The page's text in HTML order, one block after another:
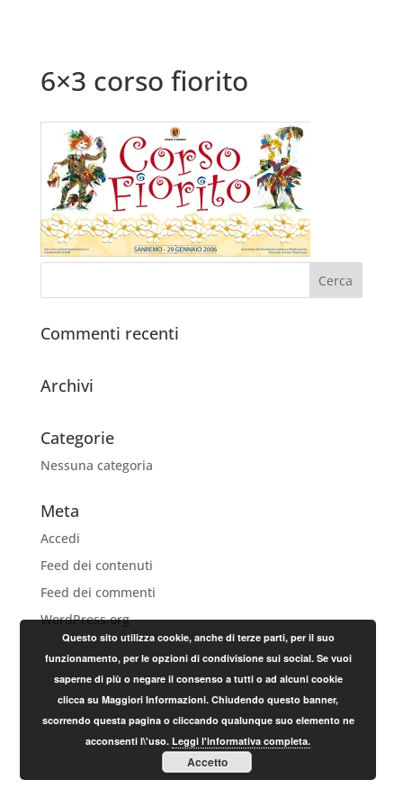
6×3 corso fiorito
Commenti recenti
Archivi
Categorie
Nessuna categoria
Meta
Accedi
Feed dei contenuti
Feed dei commenti
WordPress.org
Questo sito utilizza cookie, anche di terze parti, per il suo
funzionamento, per le opzioni di condivisione sui social. Se vuoi
saperne di più o negare il consenso a tutti o ad alcuni cookie
clicca su Maggiori Informazioni. Chiudendo questo banner,
scorrendo questa pagina o cliccando qualunque suo elemento ne
acconsenti l\'uso.Leggi l'informativa completa.
Accetto